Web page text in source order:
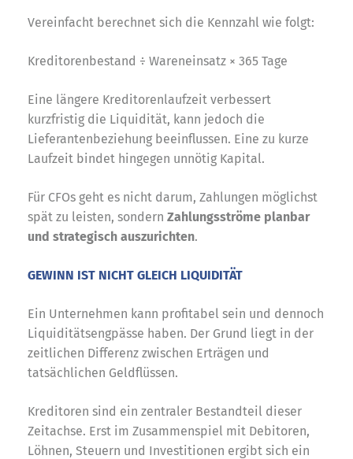
Vereinfacht berechnet sich die Kennzahl wie folgt:
Kreditorenbestand ÷ Wareneinsatz × 365 Tage
Eine längere Kreditorenlaufzeit verbessert
kurzfristig die Liquidität, kann jedoch die
Lieferantenbeziehung beeinflussen. Eine zu kurze
Laufzeit bindet hingegen unnötig Kapital.
Für CFOs geht es nicht darum, Zahlungen möglichst
spät zu leisten, sondern Zahlungsströme planbar
und strategisch auszurichten.
GEWINN IST NICHT GLEICH LIQUIDITÄT
Ein Unternehmen kann profitabel sein und dennoch
Liquiditätsengpässe haben. Der Grund liegt in der
zeitlichen Differenz zwischen Erträgen und
tatsächlichen Geldflüssen.
Kreditoren sind ein zentraler Bestandteil dieser
Zeitachse. Erst im Zusammenspiel mit Debitoren,
Löhnen, Steuern und Investitionen ergibt sich ein